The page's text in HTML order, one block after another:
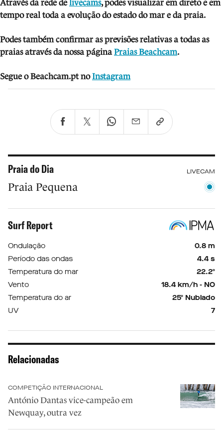
Através da rede delivecams, podes visualizar em direto e em
tempo real toda a evolução do estado do mar e da praia.
Podes também confirmar as previsões relativas a todas as
praias através da nossa páginaPraias Beachcam.
Segue o Beachcam.pt no Instagram
Praia do Dia LIVECAM
Praia Pequena
Surf Report
Ondulação
0.8 m
Período das ondas
4.4 s
Temperatura do mar
22.2º
Vento
18.4 km/h - NO
Temperatura do ar
25º Nublado
UV
7
Relacionadas
COMPETIÇÃO INTERNACIONAL
António Dantas vice-campeão em
Newquay, outra vez